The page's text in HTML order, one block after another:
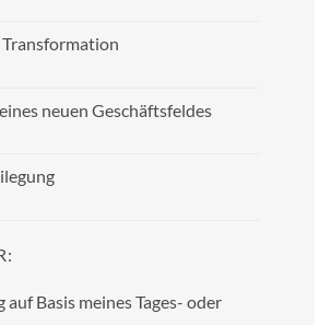
neuen Geschäftsfeldes
auf Basis meines Tages- oder